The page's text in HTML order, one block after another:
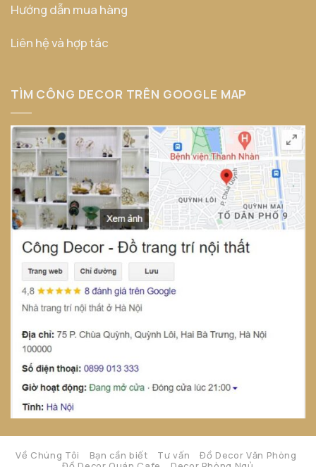
Hướng dẫn mua hàng
Liên hệ và hợp tác
TÌM CÔNG DECOR TRÊN GOOGLE MAP
Về Chúng Tôi Bạn cần biết Tư vấn
Đồ Decor Văn Phòng